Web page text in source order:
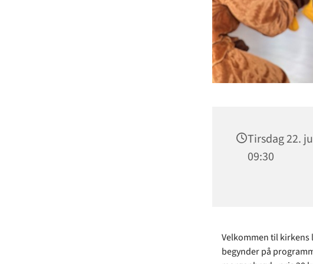
Tirsdag 22.
09:30
Velkommen til kirkens
begynder på